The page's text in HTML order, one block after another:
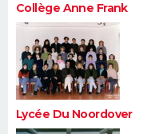
Collège Anne Frank
Lycée Du Noordover